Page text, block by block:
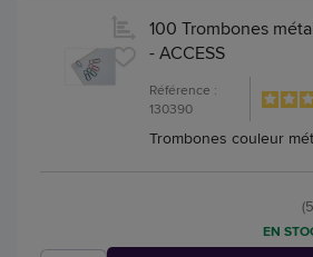
100 Trombones
- ACCESS
Référence :
130390
Trombones couleur
EN